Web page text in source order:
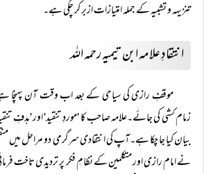
تنزیہہ و تشبیہ کے جملہ امتیازات ازبر کر چکی ہے۔
انتقادِ علامہ ابن تیمیہ رحمہ اللہ
موقفِ رازی کی سیاحی کے بعد اب وقت آن پہنچا ہے
زمام کشی کی جائے۔علامہ صاحب کا 'موردِ تنقید' اور 'ہدفِ
بیان کیا جا چکا ہے۔آپ کی انتقادی سرگرمی دو مراحل
نے امام رازی اور متکلمین کے نظامِ فکر پر تردیدی تاخت